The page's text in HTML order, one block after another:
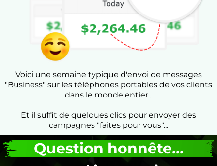
Voici une semaine typique d'envoi de messages
"Business" sur les téléphones portables de vos clients
dans le monde entier...
Et il suffit de quelques clics pour envoyer des
campagnes "faites pour vous"...
Question honnête...